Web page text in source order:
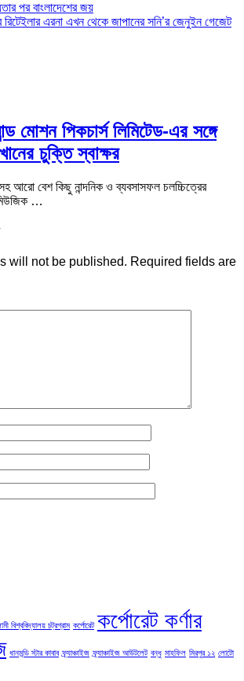
পর বাংলাদেশের জয়
রিটেইলার এরনা এখন থেকে জাপানের সনি’র জেনুইন গেজেট
মোশন পিকচার্স লিমিটেড-এর সঙ্গে
চুক্তি স্বাক্ষর
সহ আরো বেশ কিছু নান্দনিক ও ব্যবসাসফল চলচ্চিত্রের
…
will not be published. Required fields are
বিশ্ববিদ্যালয় চট্রগ্রাম কর্পোরেট কর্পোরেট কর্ণার
ধানমন্ডি স্টার কাবাব ফ্র্যাঞ্চাইজ ফ্র্যাঞ্চাইজ আউটলেট বন্ধু মাহফিল মিরপুর ১২ লোটো